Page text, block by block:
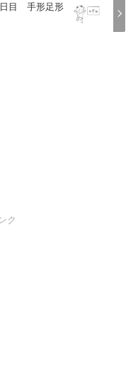
目 手形足形
ク